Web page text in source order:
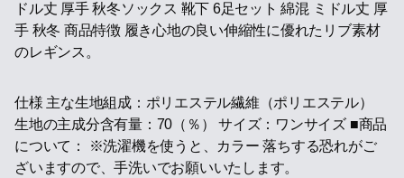
ドル丈 厚手 秋冬ソックス 靴下 6足セット 綿混 ミドル丈 厚
手 秋冬 商品特徴 履き心地の良い伸縮性に優れたリブ素材
のレギンス。
仕様 主な生地組成：ポリエステル繊維（ポリエステル）
生地の主成分含有量：70（％） サイズ：ワンサイズ ■商品
について： ※洗濯機を使うと、カラー 落ちする恐れがご
ざいますので、手洗いでお願いいたします。